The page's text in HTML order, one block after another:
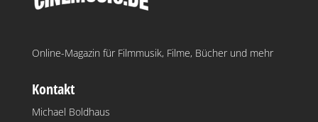
Online-Magazin für Filmmusik, Filme, Bücher und mehr
Kontakt
Michael Boldhaus